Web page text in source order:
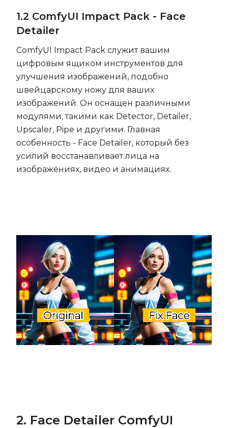
1.2 ComfyUI Impact Pack - Face
Detailer
ComfyUI Impact Pack служит вашим
цифровым ящиком инструментов для
улучшения изображений, подобно
швейцарскому ножу для ваших
изображений. Он оснащен различными
модулями, такими как Detector, Detailer,
Upscaler, Pipe и другими. Главная
особенность - Face Detailer, который без
усилий восстанавливает лица на
изображениях, видео и анимациях.
2. Face Detailer ComfyUI